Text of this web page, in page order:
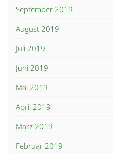
September 2019
August 2019
Juli 2019
Juni 2019
Mai 2019
April 2019
März 2019
Februar 2019